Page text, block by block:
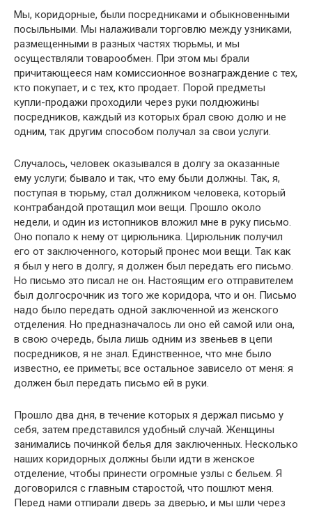
Мы, коридорные, были посредниками и обыкновенными
посыльными. Мы налаживали торговлю между узниками,
размещенными в разных частях тюрьмы, и мы
осуществляли товарообмен. При этом мы брали
причитающееся нам комиссионное вознаграждение с тех,
кто покупает, и с тех, кто продает. Порой предметы
купли-продажи проходили через руки полдюжины
посредников, каждый из которых брал свою долю и не
одним, так другим способом получал за свои услуги.
Случалось, человек оказывался в долгу за оказанные
ему услуги; бывало и так, что ему были должны. Так, я,
поступая в тюрьму, стал должником человека, который
контрабандой протащил мои вещи. Прошло около
недели, и один из истопников вложил мне в руку письмо.
Оно попало к нему от цирюльника. Цирюльник получил
его от заключенного, который пронес мои вещи. Так как
я был у него в долгу, я должен был передать его письмо.
Но письмо это писал не он. Настоящим его отправителем
был долгосрочник из того же коридора, что и он. Письмо
надо было передать одной заключенной из женского
отделения. Но предназначалось ли оно ей самой или она,
в свою очередь, была лишь одним из звеньев в цепи
посредников, я не знал. Единственное, что мне было
известно, ее приметы; все остальное зависело от меня: я
должен был передать письмо ей в руки.
Прошло два дня, в течение которых я держал письмо у
себя, затем представился удобный случай. Женщины
занимались починкой белья для заключенных. Несколько
наших коридорных должны были идти в женское
отделение, чтобы принести огромные узлы с бельем. Я
договорился с главным старостой, что пошлют меня.
Перед нами отпирали дверь за дверью, и мы шли через